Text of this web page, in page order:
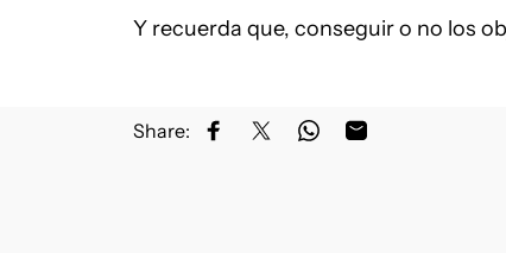
Y recuerda que, conseguir o no los
Share: Partager sur Facebook
Partager sur X
Partager sur WhatsApp
Partager par